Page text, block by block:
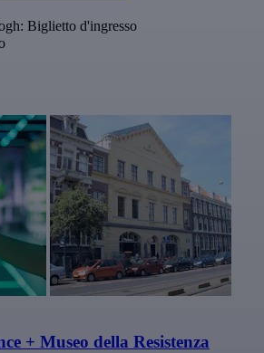
Biglietto d'ingresso
+ Museo della Resistenza